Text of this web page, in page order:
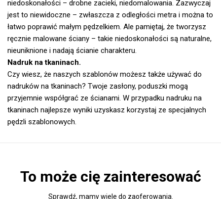
niedoskonałości – drobne zacieki, niedomalowania. Zazwyczaj
jest to niewidoczne – zwłaszcza z odległości metra i można to
łatwo poprawić małym pędzelkiem. Ale pamiętaj, że tworzysz
ręcznie malowane ściany – takie niedoskonałości są naturalne,
nieuniknione i nadają ścianie charakteru.
Nadruk na tkaninach.
Czy wiesz, że naszych szablonów możesz także używać do
nadruków na tkaninach? Twoje zasłony, poduszki mogą
przyjemnie współgrać ze ścianami. W przypadku nadruku na
tkaninach najlepsze wyniki uzyskasz korzystaj ze specjalnych
pędzli szablonowych.
To może cię zainteresować
Sprawdź, mamy wiele do zaoferowania.